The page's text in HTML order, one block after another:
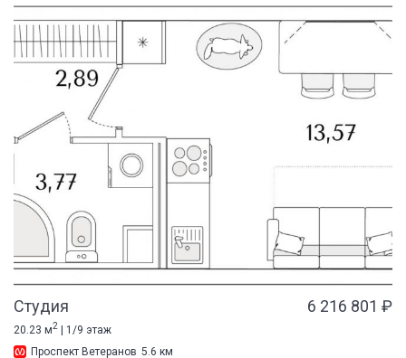
Студия 6 216 801 ₽
20.23 м2 | 1/9 этаж
Проспект Ветеранов 5.6 км